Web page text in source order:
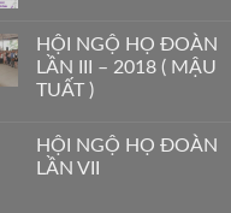
HỘI NGỘ HỌ ĐOÀN
LẦN III – 2018 ( MẬU
TUẤT )
HỘI NGỘ HỌ ĐOÀN
LẦN VII